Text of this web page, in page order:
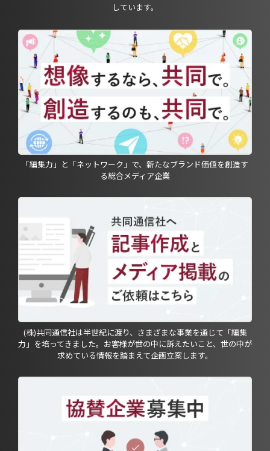
しています。
「編集力」と「ネットワーク」で、新たなブランド価値を創造す
る総合メディア企業
(株)共同通信社は半世紀に渡り、さまざまな事業を通じて「編集
力」を培ってきました。お客様が世の中に訴えたいこと、世の中が
求めている情報を踏まえて企画立案します。